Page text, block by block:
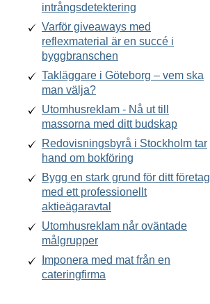
intrångsdetektering
Varför giveaways med
reflexmaterial är en succé i
byggbranschen
Takläggare i Göteborg – vem ska
man välja?
Utomhusreklam - Nå ut till
massorna med ditt budskap
Redovisningsbyrå i Stockholm tar
hand om bokföring
Bygg en stark grund för ditt företag
med ett professionellt
aktieägaravtal
Utomhusreklam når oväntade
målgrupper
Imponera med mat från en
cateringfirma